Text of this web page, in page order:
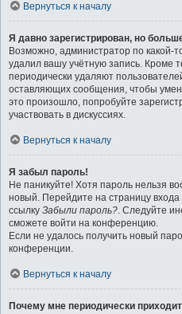
Вернуться к началу
Я давно зарегистрирован, но
Возможно, администратор по какой-
удалил вашу учётную запись. Кроме
периодически удаляют
оставляющих сообщения, чтобы
это произошло, попробуйте
участвовать в дискуссиях.
Вернуться к началу
Я забыл пароль!
Не паникуйте! Хотя пароль нельзя
новый. Перейдите на страницу
ссылку Забыли пароль?. Следуйте
сможете войти на конференцию.
Если не удалось получить новый
конференции.
Вернуться к началу
Почему мне периодически